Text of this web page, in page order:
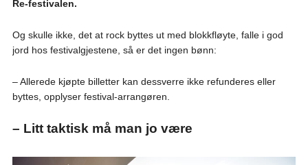
Re-festivalen.
Og skulle ikke, det at rock byttes ut med blokkfløyte, falle i god
jord hos festivalgjestene, så er det ingen bønn:
– Allerede kjøpte billetter kan dessverre ikke refunderes eller
byttes, opplyser festival-arrangøren.
– Litt taktisk må man jo være